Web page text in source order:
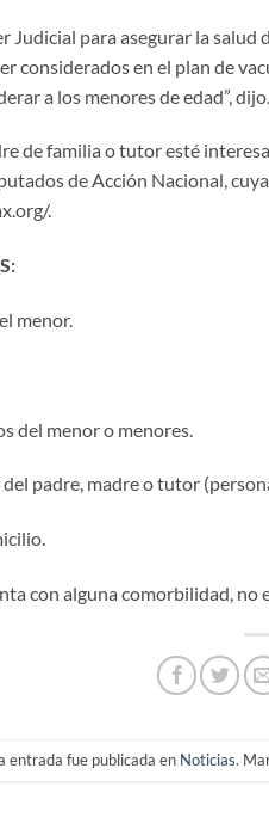
Judicial para asegurar la
considerados en el plan de
a los menores de edad”, dijo.
de familia o tutor esté
de Acción Nacional,
.
menor.
del menor o menores.
padre, madre o tutor
con alguna comorbilidad,
entrada fue publicada en Noticias.